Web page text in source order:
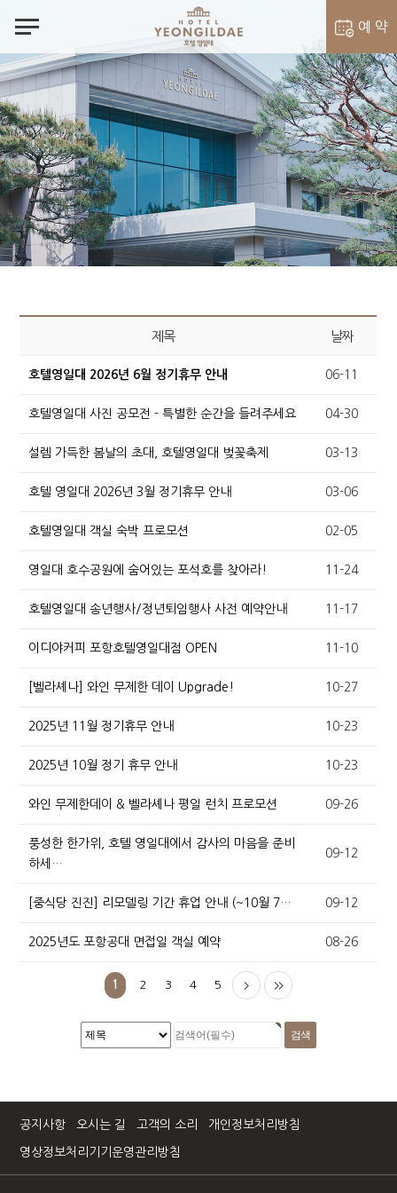
notes 예 약
객실 예약
벨라셰나 예약
제목 날짜
호텔영일대 2026년 6월 정기휴무 안내 06-11
호텔영일대 사진 공모전 - 특별한 순간을 들려주세요 04-30
설렘 가득한 봄날의 초대, 호텔영일대 벚꽃축제 03-13
호텔 영일대 2026년 3월 정기휴무 안내 03-06
호텔영일대 객실 숙박 프로모션 02-05
영일대 호수공원에 숨어있는 포석호를 찾아라! 11-24
호텔영일대 송년행사/정년퇴임행사 사전 예약안내 11-17
이디야커피 포항호텔영일대점 OPEN 11-10
[벨라셰나] 와인 무제한 데이 Upgrade! 10-27
2025년 11월 정기휴무 안내 10-23
2025년 10월 정기 휴무 안내 10-23
와인 무제한데이 & 벨라셰나 평일 런치 프로모션 09-26
풍성한 한가위, 호텔 영일대에서 감사의 마음을 준비
하세…
09-12
[중식당 진진] 리모델링 기간 휴업 안내 (~10월 7… 09-12
2025년도 포항공대 면접일 객실 예약 08-26
1 2 3 4 5
공지사항 오시는 길 고객의 소리 개인정보처리방침
영상정보처리기기운영관리방침